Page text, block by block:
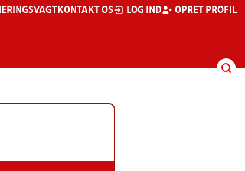
KONTAKT OS LOG IND OPRET PROFIL